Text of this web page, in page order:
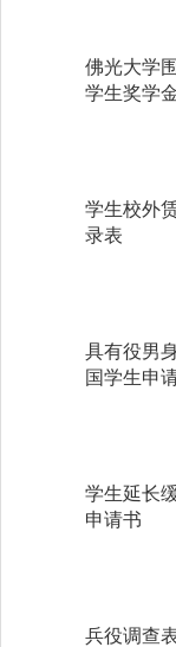
佛光大学
学生奖学
学生校外
录表
具有役男
国学生申
学生延长
申请书
兵役调查